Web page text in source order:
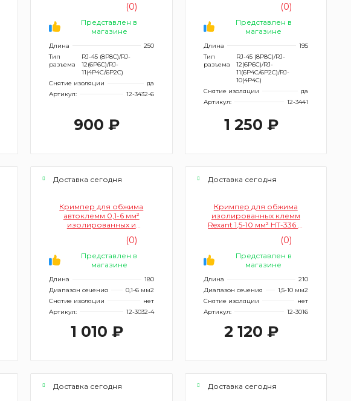
(0)
Представлен в
магазине
Длина
250
Тип
разъема
RJ-45 (8P8C)/RJ-
12(6P6C)/RJ-
11(4P4C/6P2C)
Снятие изоляции
да
Артикул:
12-3432-6
900 ₽
(0)
Представлен в
магазине
Длина
195
Тип
разъема
RJ-45 (8P8C)/RJ-
12(6P6C)/RJ-
11(6P4C/6P2C)/RJ-
10(4P4C)
Снятие изоляции
да
Артикул:
12-3441
1 250 ₽
Доставка сегодня
Кримпер для обжима
автоклемм 0,1-6 мм²
изолированных и
(0)
Представлен в
магазине
Длина
180
Диапазон сечения
0,1-6 мм2
Снятие изоляции
нет
Артикул:
12-3032-4
1 010 ₽
Доставка сегодня
Кримпер для обжима
изолированных клемм
Rexant 1,5-10 мм² HT-336 N
(0)
Представлен в
магазине
Длина
210
Диапазон сечения
1,5-10 мм2
Снятие изоляции
нет
Артикул:
12-3016
2 120 ₽
Доставка сегодня Доставка сегодня